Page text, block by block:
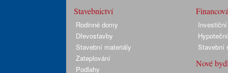
Stavebnictví
Rodinné domy
Dřevostavby
Stavební materiály
Zateplování
Podlahy
Stavební
Nové